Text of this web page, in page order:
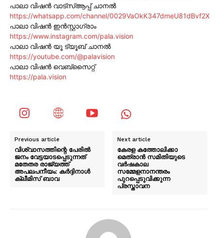
പാലാ വിഷൻ വാട്സ്ആപ്പ് ചാനൽ
https://whatsapp.com/channel/0029VaOkK347dmeU81dBvf2X
പാലാ വിഷൻ ഇൻസ്റ്റാഗ്രാം
https://www.instagram.com/pala.vision
പാലാ വിഷൻ യൂ ട്യൂബ് ചാനൽ
https://youtube.com/@palavision
പാലാ വിഷൻ വെബ്സൈറ്റ്
https://pala.vision
Previous article
വിശ്വാസത്തിന്റെ പേരിൽ
ജനം വേട്ടയാടപ്പെടുന്നത്
മതേതര രാജ്യത്ത്
അപലപനീയം: കർദ്ദിനാൾ
ക്ലീമിസ് ബാവ
Next article
കേരള കത്തോലിക്കാ
മെത്രാന്‍ സമിതിയുടെ
വര്‍ഷകാല
സമ്മേളനാനന്തരം
പുറപ്പെടുവിക്കുന്ന
പ്രസ്താവന